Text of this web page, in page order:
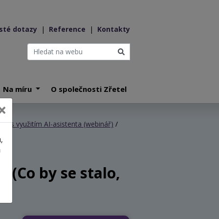
dotazy | Reference | Kontakty
Na míru O společnosti Zřetel
s využitím AI-asistenta (webinář) /
by se stalo,